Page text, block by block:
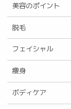
美容のポイント
脱毛
フェイシャル
痩身
ボディケア